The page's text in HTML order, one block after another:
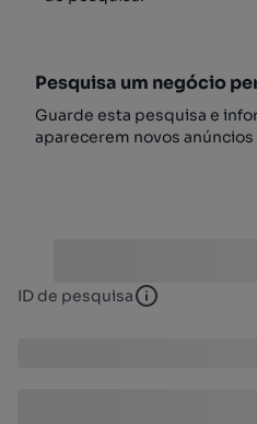
Pesquisa um negócio
Guarde esta pesquisa e
aparecerem novos
ID de pesquisa ID de pesquisa